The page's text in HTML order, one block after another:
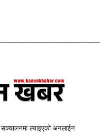
ल्याइएको अनलाईन